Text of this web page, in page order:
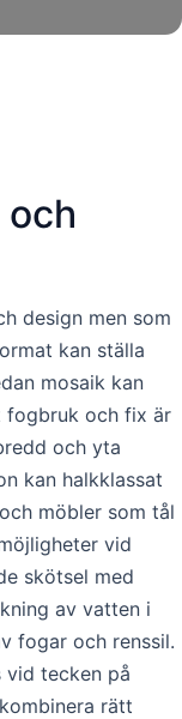
design men som
kan ställa
mosaik kan
fogbruk och fix är
och yta
kan halkklassat
möbler som tål
vid
skötsel med
av vatten i
fogar och renssil.
tecken på
rätt